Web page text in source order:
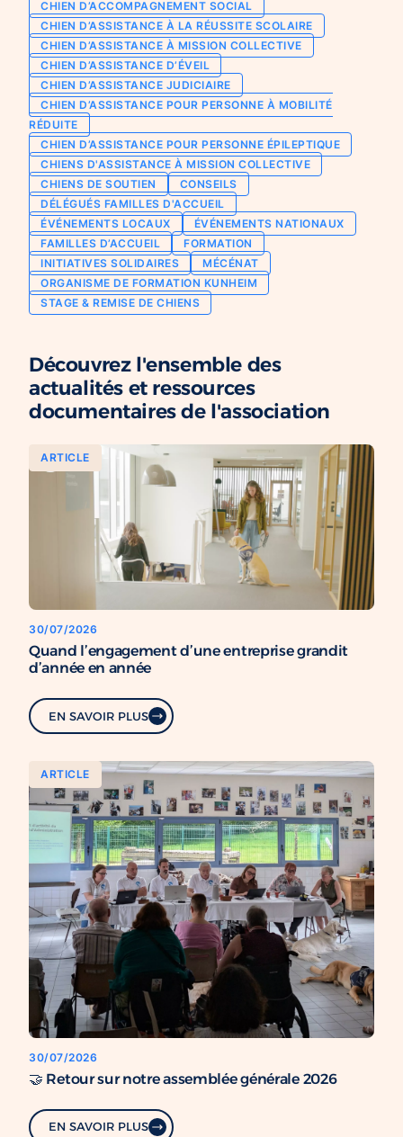
Chien d’assistance pour personne
épileptique
CHIENS À MISSION COLLECTIVE
Chien d’assistance d’accompagnement
social
Chien d’assistance à la réussite scolaire
Chien d’assistance judiciaire
Je deviens mécène ou partenaire
Ils nous soutiennent
Je m’engage / j’engage mes collaborateurs
Je lance une collecte
J’engage mes clients
CHIEN D’ACCOMPAGNEMENT SOCIAL
CHIEN D’ASSISTANCE À LA RÉUSSITE SCOLAIRE
CHIEN D’ASSISTANCE À MISSION COLLECTIVE
CHIEN D’ASSISTANCE D’ÉVEIL
CHIEN D’ASSISTANCE JUDICIAIRE
CHIEN D’ASSISTANCE POUR PERSONNE À MOBILITÉ
RÉDUITE
CHIEN D’ASSISTANCE POUR PERSONNE ÉPILEPTIQUE
CHIENS D'ASSISTANCE À MISSION COLLECTIVE
CHIENS DE SOUTIEN
CONSEILS
DÉLÉGUÉS FAMILLES D'ACCUEIL
ÉVÉNEMENTS LOCAUX
ÉVÉNEMENTS NATIONAUX
FAMILLES D’ACCUEIL
FORMATION
INITIATIVES SOLIDAIRES
MÉCÉNAT
ORGANISME DE FORMATION KUNHEIM
STAGE & REMISE DE CHIENS
Découvrez l'ensemble des
actualités et ressources
documentaires de l'association
ARTICLE
30/07/2026
Quand l’engagement d’une entreprise grandit
d’année en année
EN SAVOIR PLUS
ARTICLE
30/07/2026
🤝 Retour sur notre assemblée générale 2026
EN SAVOIR PLUS